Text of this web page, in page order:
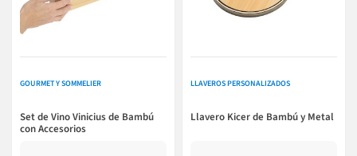
GOURMET Y SOMMELIER
Set de Vino Vinicius de Bambú
con Accesorios
LLAVEROS PERSONALIZADOS
Llavero Kicer de Bambú y Metal